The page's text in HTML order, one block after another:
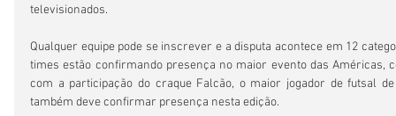
televisionados.
Qualquer equipe pode se inscrever e a disputa acontece em 12
times estão confirmando presença no maior evento das Américas,
com a participação do craque Falcão, o maior jogador de futsal
também deve confirmar presença nesta edição.